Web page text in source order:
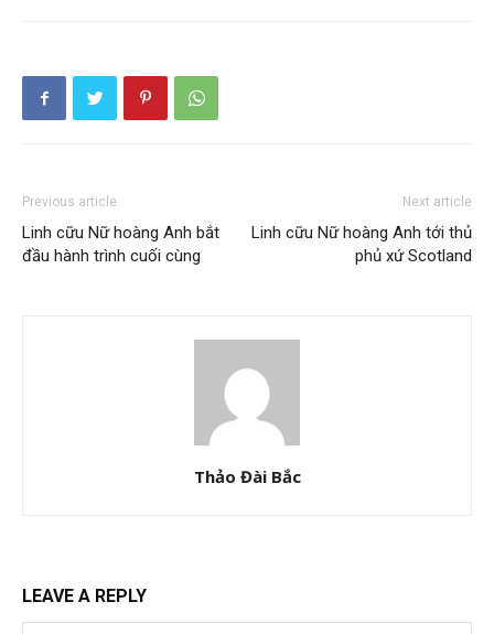
Previous article
Linh cữu Nữ hoàng Anh bắt
đầu hành trình cuối cùng
Next article
Linh cữu Nữ hoàng Anh tới thủ
phủ xứ Scotland
Thảo Đài Bắc
LEAVE A REPLY